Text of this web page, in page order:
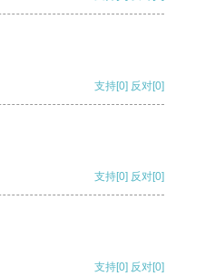
支持[0] 反对[0]
支持[0] 反对[0]
支持[0] 反对[0]